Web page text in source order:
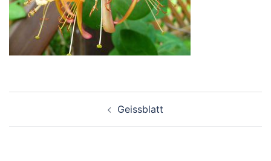
Geissblatt